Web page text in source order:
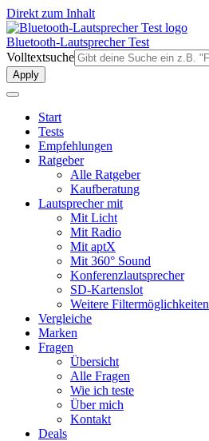
Direkt zum Inhalt
Bluetooth-Lautsprecher Test
Volltextsuche
Start
Tests
Empfehlungen
Ratgeber
Alle Ratgeber
Kaufberatung
Lautsprecher mit
Mit Licht
Mit Radio
Mit aptX
Mit 360° Sound
Konferenzlautsprecher
SD-Kartenslot
Weitere Filtermöglichkeiten
Vergleiche
Marken
Fragen
Übersicht
Alle Fragen
Wie ich teste
Über mich
Kontakt
Deals